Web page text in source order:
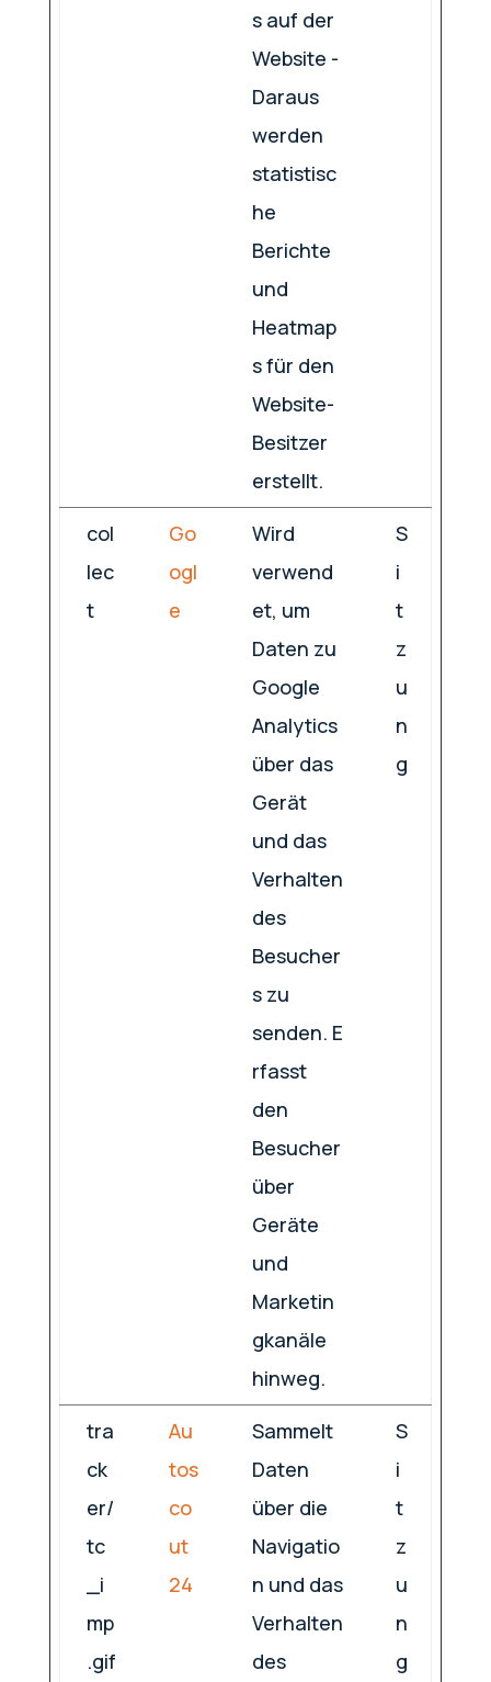
s auf der
Website -
Daraus
werden
statistisc
he
Berichte
und
Heatmap
s für den
Website-
Besitzer
erstellt.
col
lec
t
Go
ogl
e
Wird
verwend
et, um
Daten zu
Google
Analytics
über das
Gerät
und das
Verhalten
des
Besucher
s zu
senden. E
rfasst
den
Besucher
über
Geräte
und
Marketin
gkanäle
hinweg.
S
i
t
z
u
n
g
tra
ck
er/
tc
_i
mp
.gif
Au
tos
co
ut
24
Sammelt
Daten
über die
Navigatio
n und das
Verhalten
des
S
i
t
z
u
n
g